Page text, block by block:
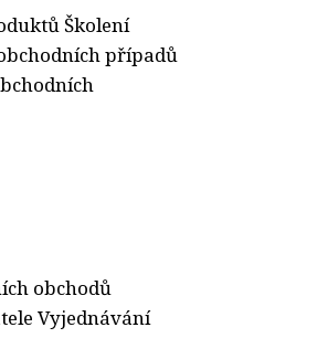
Školení
případů
obchodů
Vyjednávání